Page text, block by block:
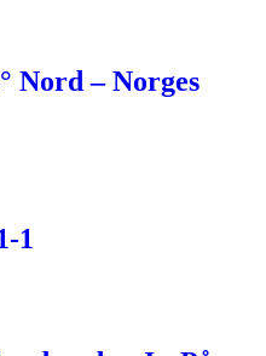
Nord – Norges
1